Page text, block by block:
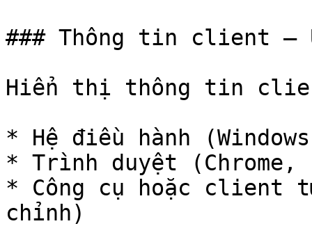
### Thông tin client –
Hiển thị thông tin
* Hệ điều hành
* Trình duyệt
* Công cụ hoặc client
chỉnh)